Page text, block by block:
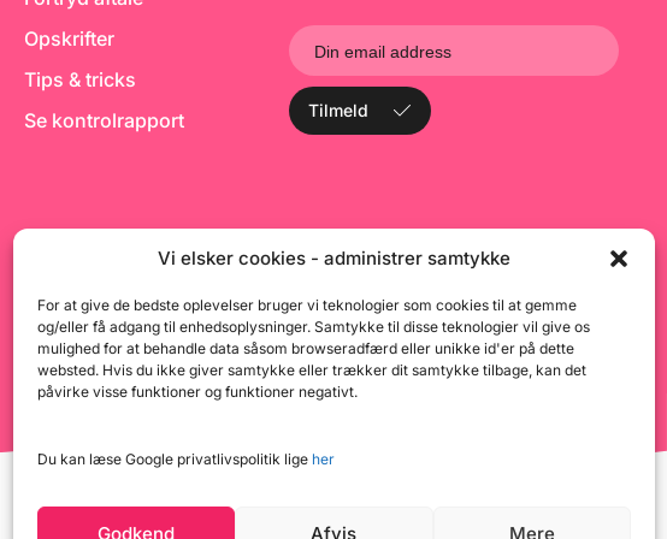
Vi elsker cookies - administrer samtykke
For at give de bedste oplevelser bruger vi teknologier som cookies til at gemme
og/eller få adgang til enhedsoplysninger. Samtykke til disse teknologier vil give os
mulighed for at behandle data såsom browseradfærd eller unikke id'er på dette
websted. Hvis du ikke giver samtykke eller trækker dit samtykke tilbage, kan det
påvirke visse funktioner og funktioner negativt.
Du kan læse Google privatlivspolitik lige her
Godkend Afvis Mere
Opskrifter
Tips & tricks
Se kontrolrapport
Tilmeld